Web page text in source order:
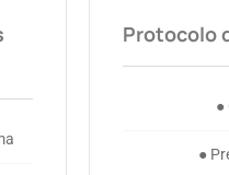
Protocolo
●
●